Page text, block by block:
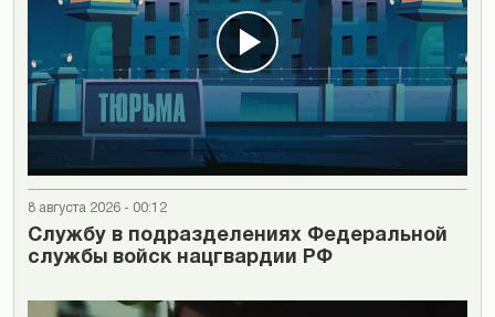
8 августа 2026 - 00:12
Cлужбу в подразделениях Федеральной
службы войск нацгвардии РФ